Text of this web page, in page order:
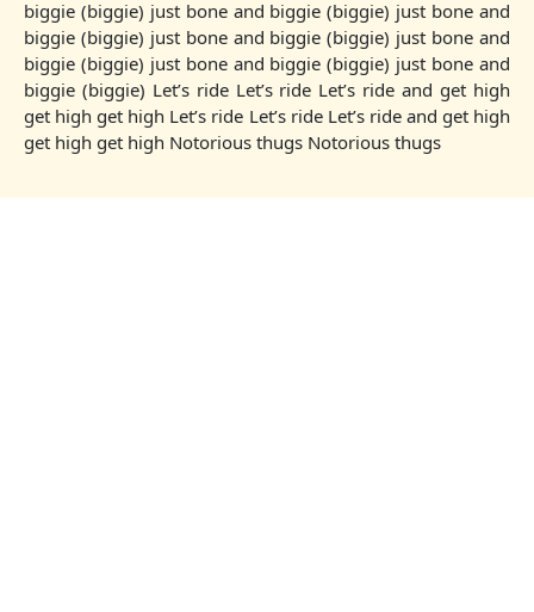
biggie (biggie) just bone and biggie (biggie) just bone and
biggie (biggie) just bone and biggie (biggie) just bone and
biggie (biggie) just bone and biggie (biggie) just bone and
biggie (biggie) Let’s ride Let’s ride Let’s ride and get high
get high get high Let’s ride Let’s ride Let’s ride and get high
get high get high Notorious thugs Notorious thugs